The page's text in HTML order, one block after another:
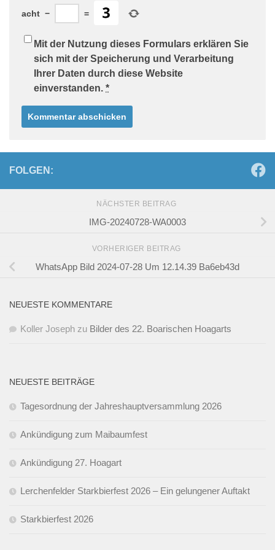
acht − =
Mit der Nutzung dieses Formulars erklären Sie
sich mit der Speicherung und Verarbeitung
Ihrer Daten durch diese Website
einverstanden. *
FOLGEN:
NÄCHSTER BEITRAG
IMG-20240728-WA0003
VORHERIGER BEITRAG
WhatsApp Bild 2024-07-28 Um 12.14.39 Ba6eb43d
NEUESTE KOMMENTARE
Koller Joseph zu Bilder des 22. Boarischen Hoagarts
NEUESTE BEITRÄGE
Tagesordnung der Jahreshauptversammlung 2026
Ankündigung zum Maibaumfest
Ankündigung 27. Hoagart
Lerchenfelder Starkbierfest 2026 – Ein gelungener Auftakt
Starkbierfest 2026